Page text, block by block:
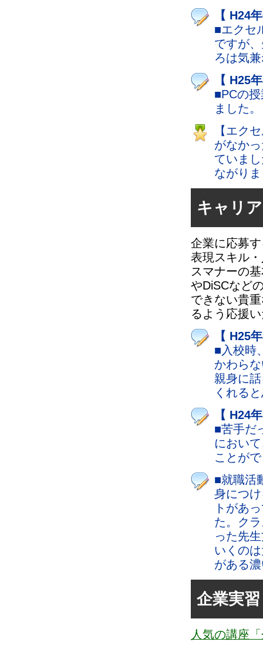
【 H24
■エクセ
ですが
ろは気
【 H25
■PCの
ました。
【エク
がなか
ていま
ながり
キャリ
企業に応募
表現スキル
スマナーの
やDiSCなど
できない貴
るよう応援
【 H25
■入校時
かわら
親身に
くれる
【 H24
■苦手だ
におい
ことが
■就職活
身につ
トがあ
た。ク
った先
いくの
がある
企業実習
人気の講座